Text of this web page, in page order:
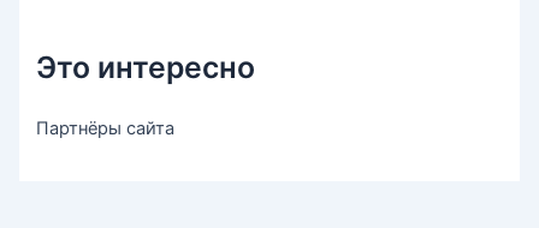
Это интересно
Партнёры сайта